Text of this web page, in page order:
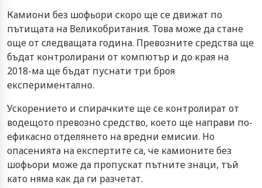
Камиони без шофьори скоро ще се движат по
пътищата на Великобритания. Това може да стане
още от следващата година. Превозните средства ще
бъдат контролирани от компютър и до края на
2018-ма ще бъдат пуснати три броя
експериментално.
Ускорението и спирачките ще се контролират от
водещото превозно средство, което ще направи по-
ефикасно отделянето на вредни емисии. Но
опасенията на експертите са, че камионите без
шофьори може да пропускат пътните знаци, тъй
като няма как да ги разчетат.